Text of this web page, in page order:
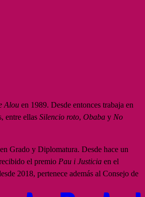
Alou en 1989. Desde entonces trabaja en
entre ellas Silencio roto, Obaba y No
Grado y Diplomatura. Desde hace un
el premio Pau i Justicia en el
2018, pertenece además al Consejo de